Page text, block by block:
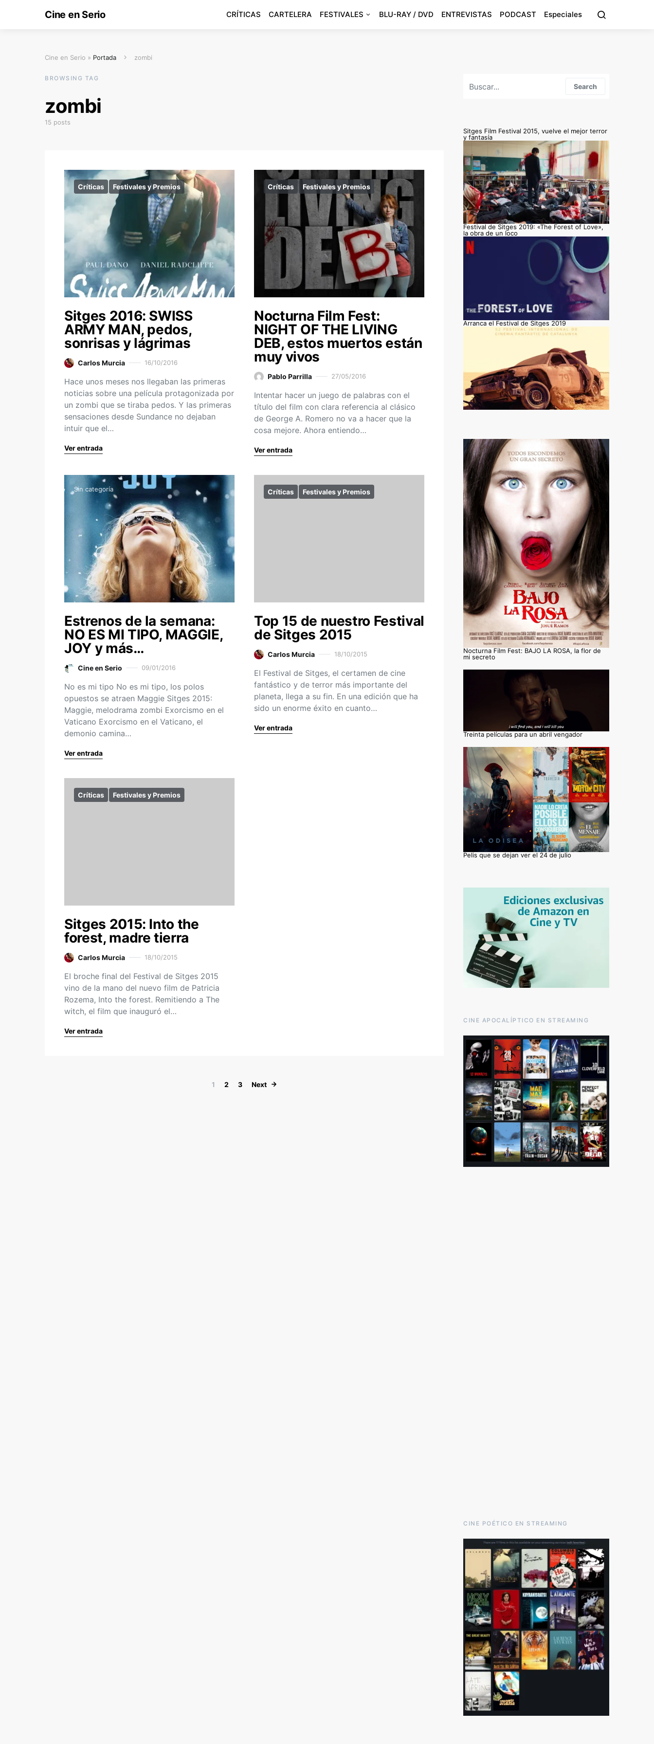
Cine en Serio CRÍTICAS CARTELERA FESTIVALES BLU-RAY / DVD ENTREVISTAS PODCAST Especiales
Cine en Serio » Portada zombi
BROWSING TAG
zombi
15 posts
Críticas Festivales y Premios
Sitges 2016: SWISS
ARMY MAN, pedos,
sonrisas y lágrimas
Carlos Murcia 16/10/2016
Hace unos meses nos llegaban las primeras
noticias sobre una película protagonizada por
un zombi que se tiraba pedos. Y las primeras
sensaciones desde Sundance no dejaban
intuir que el…
Ver entrada
Críticas Festivales y Premios
Nocturna Film Fest:
NIGHT OF THE LIVING
DEB, estos muertos están
muy vivos
Pablo Parrilla 27/05/2016
Intentar hacer un juego de palabras con el
título del film con clara referencia al clásico
de George A. Romero no va a hacer que la
cosa mejore. Ahora entiendo…
Ver entrada
Sin categoría
Estrenos de la semana:
NO ES MI TIPO, MAGGIE,
JOY y más…
Cine en Serio 09/01/2016
No es mi tipo No es mi tipo, los polos
opuestos se atraen Maggie Sitges 2015:
Maggie, melodrama zombi Exorcismo en el
Vaticano Exorcismo en el Vaticano, el
demonio camina…
Ver entrada
Críticas Festivales y Premios
Top 15 de nuestro Festival
de Sitges 2015
Carlos Murcia 18/10/2015
El Festival de Sitges, el certamen de cine
fantástico y de terror más importante del
planeta, llega a su fin. En una edición que ha
sido un enorme éxito en cuanto…
Ver entrada
Críticas Festivales y Premios
Sitges 2015: Into the
forest, madre tierra
Carlos Murcia 18/10/2015
El broche final del Festival de Sitges 2015
vino de la mano del nuevo film de Patricia
Rozema, Into the forest. Remitiendo a The
witch, el film que inauguró el…
Ver entrada
Paginación de entradas
1 2 3 Next
Search
Sitges Film Festival 2015, vuelve el mejor terror
y fantasía
Festival de Sitges 2019: «The Forest of Love»,
la obra de un loco
Arranca el Festival de Sitges 2019
Nocturna Film Fest: BAJO LA ROSA, la flor de
mi secreto
Treinta películas para un abril vengador
Pelis que se dejan ver el 24 de julio
CINE APOCALÍPTICO EN STREAMING
CINE POÉTICO EN STREAMING